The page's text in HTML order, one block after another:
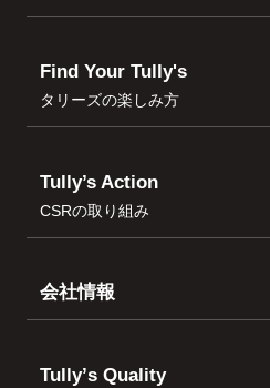
Find Your Tully's
タリーズの楽しみ方
Tully’s Action
CSRの取り組み
会社情報
Tullyʼs Quality